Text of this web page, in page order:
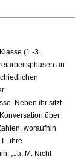
(1.-3.
an
Neben ihr sitzt
über
woraufhin
ihre
„Ja, M. Nicht